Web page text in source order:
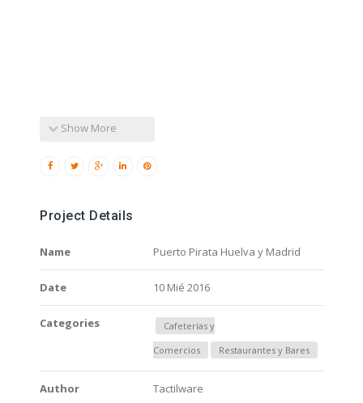
Show More
Project Details
Name Puerto Pirata Huelva y Madrid
Date 10 Mié 2016
Categories
Cafeterías y
Comercios
Restaurantes y Bares
Author Tactilware